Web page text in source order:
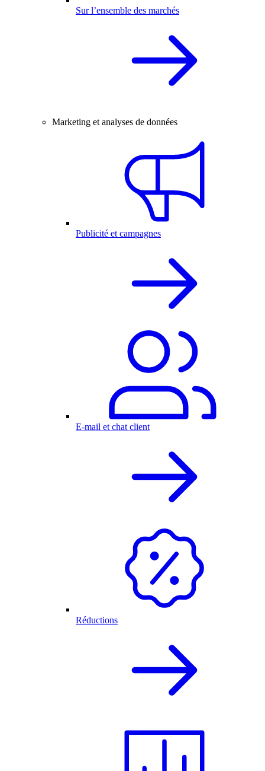
Sur l’ensemble des marchés
Marketing et analyses de données
Publicité et campagnes
E-mail et chat client
Réductions